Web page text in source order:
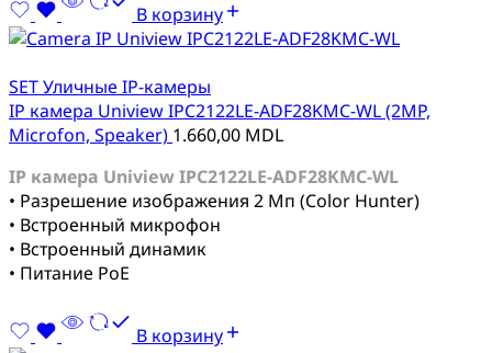
В корзину
SET Уличные IP-камеры
IP камера Uniview IPC2122LE-ADF28KMC-WL (2MP,
Microfon, Speaker) 1.660,00 MDL
IP камера Uniview IPC2122LE-ADF28KMC-WL
• Разрешение изображения 2 Мп (Color Hunter)
• Встроенный микрофон
• Встроенный динамик
• Питание PoE
В корзину